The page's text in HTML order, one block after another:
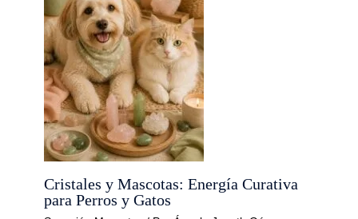
Cristales y Mascotas: Energía Curativa
para Perros y Gatos